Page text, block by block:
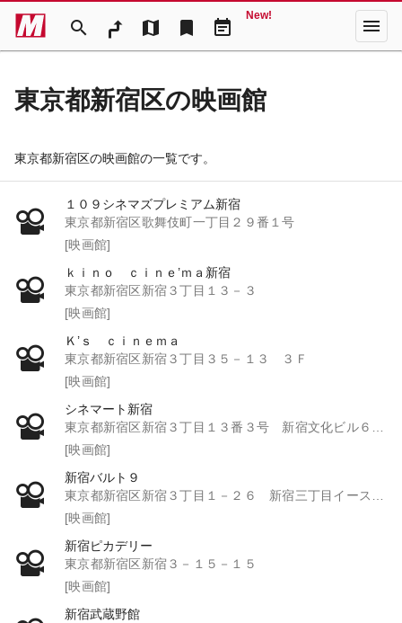
search map bookmark event_note
New! menu
東京都新宿区の映画館
東京都新宿区の映画館の一覧です。
１０９シネマズプレミアム新宿
東京都新宿区歌舞伎町一丁目２９番１号
[映画館]
ｋｉｎｏ ｃｉｎｅ’ｍａ新宿
東京都新宿区新宿３丁目１３－３
[映画館]
Ｋ’ｓ ｃｉｎｅｍａ
東京都新宿区新宿３丁目３５－１３ ３Ｆ
[映画館]
シネマート新宿
東京都新宿区新宿３丁目１３番３号 新宿文化ビル６・７階
[映画館]
新宿バルト９
東京都新宿区新宿３丁目１－２６ 新宿三丁目イーストビル９～１４Ｆ
[映画館]
新宿ピカデリー
東京都新宿区新宿３－１５－１５
[映画館]
新宿武蔵野館